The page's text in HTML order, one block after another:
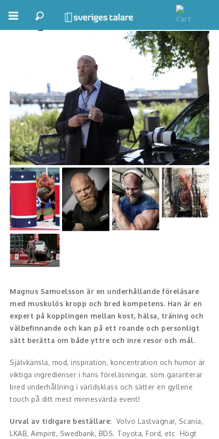
Inspiration
Inspirerande Föreläsare
Personlig utveckling, målsättning
Life Stories & Trivsel
Keynote
Moderator, konferencier
Moderator
Konferencier
Workshopledare, facilitator
Underhållning och event
Event
Ljus och belysning
Komiker
Konst
Magnus Samuelsson
Magnus Samuelsson är en underhållande föreläsare
med muskulös kropp och bred kompetens. Han är en
expert på kopplingen mellan kost, hälsa, träning och
välbefinnande och kan på ett roande och personligt
sätt berätta om både yttre och inre resor och mål.
Självkänsla, mod, inspiration, koncentration och humor är
viktiga ingredienser i hans föreläsningar, som garanterar
bred underhållning i världsklass och sätter en gyllene
touch på ditt mest minnesvärda event!
Urval av tidigare beställare: Volvo Lastvagnar, Scania,
LKAB, Aimpint, Swedbank, BDS. Toyota, Ford, etc Högt